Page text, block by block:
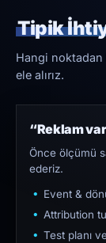
Tipik
Hangi noktadan
ele alırız.
“Reklam
Önce ölçümü
ederiz.
Event &
Attribution
Test planı